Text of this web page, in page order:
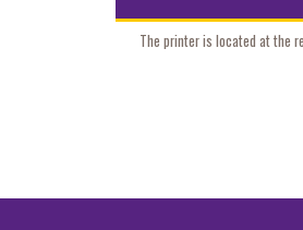
The printer is located at the